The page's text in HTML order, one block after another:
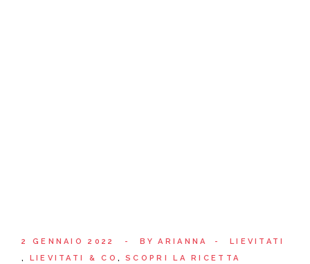
2 GENNAIO 2022 BY ARIANNA
LIEVITATI
LIEVITATI & CO
SCOPRI LA RICETTA